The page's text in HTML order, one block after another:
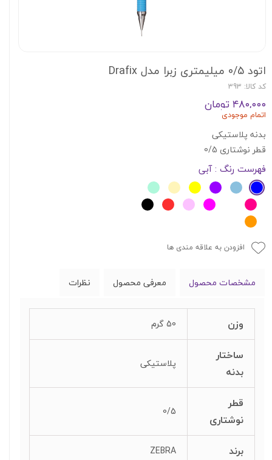
اتود 0/5 میلیمتری زبرا مدل Drafix
کد کالا: 393
۴۸۰,۰۰۰ تومان
اتمام موجودی
بدنه پلاستیکی
قطر نوشتاری 0/5
فهرست رنگ : آبی
افزودن به علاقه مندی ها
مشخصات محصول معرفی محصول نظرات
وزن 50 گرم
ساختار
بدنه
پلاستیکی
قطر
نوشتاری
0/5
برند ZEBRA